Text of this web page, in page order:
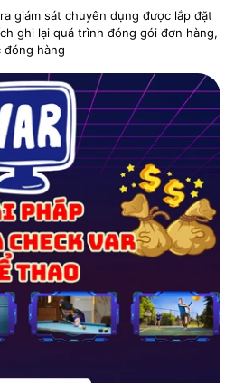
giám sát chuyên dụng được lắp đặt
ghi lại quá trình đóng gói đơn hàng,
đóng hàng